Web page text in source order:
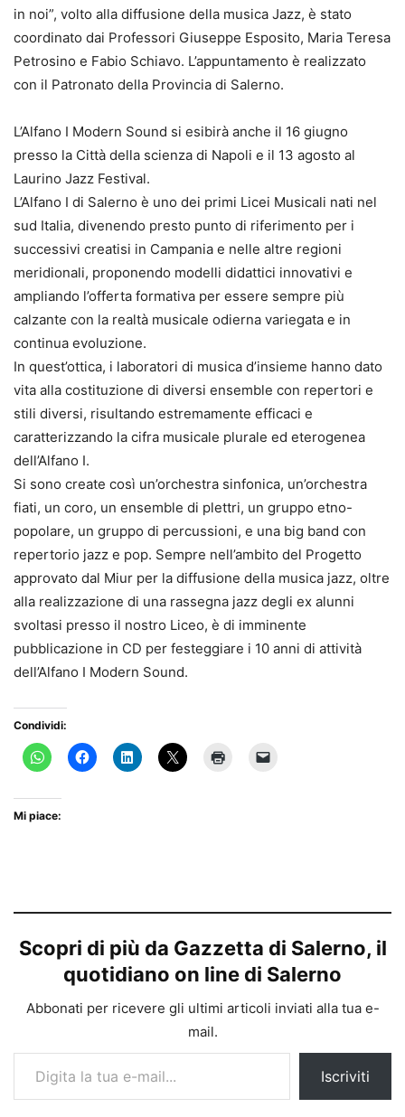
in noi”, volto alla diffusione della musica Jazz, è stato
coordinato dai Professori Giuseppe Esposito, Maria Teresa
Petrosino e Fabio Schiavo. L’appuntamento è realizzato
con il Patronato della Provincia di Salerno.
L’Alfano I Modern Sound si esibirà anche il 16 giugno
presso la Città della scienza di Napoli e il 13 agosto al
Laurino Jazz Festival.
L’Alfano I di Salerno è uno dei primi Licei Musicali nati nel
sud Italia, divenendo presto punto di riferimento per i
successivi creatisi in Campania e nelle altre regioni
meridionali, proponendo modelli didattici innovativi e
ampliando l’offerta formativa per essere sempre più
calzante con la realtà musicale odierna variegata e in
continua evoluzione.
In quest’ottica, i laboratori di musica d’insieme hanno dato
vita alla costituzione di diversi ensemble con repertori e
stili diversi, risultando estremamente efficaci e
caratterizzando la cifra musicale plurale ed eterogenea
dell’Alfano I.
Si sono create così un’orchestra sinfonica, un’orchestra
fiati, un coro, un ensemble di plettri, un gruppo etno-
popolare, un gruppo di percussioni, e una big band con
repertorio jazz e pop. Sempre nell’ambito del Progetto
approvato dal Miur per la diffusione della musica jazz, oltre
alla realizzazione di una rassegna jazz degli ex alunni
svoltasi presso il nostro Liceo, è di imminente
pubblicazione in CD per festeggiare i 10 anni di attività
dell’Alfano I Modern Sound.
Condividi:
Mi piace:
Scopri di più da Gazzetta di Salerno, il
quotidiano on line di Salerno
Abbonati per ricevere gli ultimi articoli inviati alla tua e-
mail.
Digita la tua e-mail...
Iscriviti